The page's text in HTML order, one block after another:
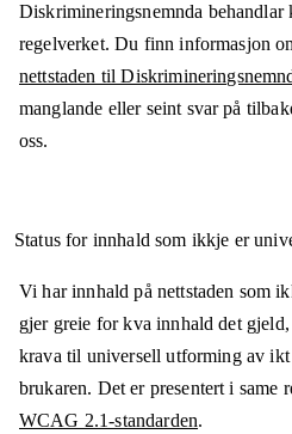
Diskrimineringsnemnda behandlar
regelverket. Du finn informasjon
nettstaden til
manglande eller seint svar på
oss.
Status for innhald som ikkje er
Vi har innhald på nettstaden som
gjer greie for kva innhald det
krava til universell utforming av
brukaren. Det er presentert i same
WCAG 2.1-standarden.